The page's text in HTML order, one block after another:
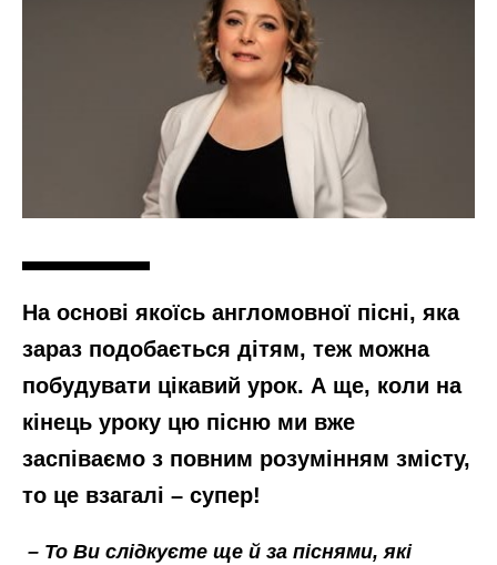
На основі якоїсь англомовної пісні, яка
зараз подобається дітям, теж можна
побудувати цікавий урок. А ще, коли на
кінець уроку цю пісню ми вже
заспіваємо з повним розумінням змісту,
то це взагалі – супер!
– То Ви слідкуєте ще й за піснями, які